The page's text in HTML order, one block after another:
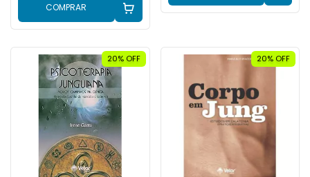
COMPRAR
20% OFF 20% OFF